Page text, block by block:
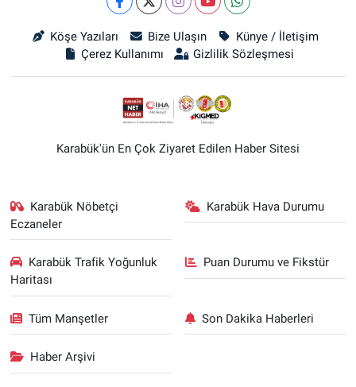
Köşe Yazıları Bize Ulaşın
Künye / İletişim
Çerez Kullanımı
Gizlilik Sözleşmesi
Karabük'ün En Çok Ziyaret Edilen Haber Sitesi
Karabük Nöbetçi
Eczaneler
Karabük Hava Durumu
Karabük Trafik Yoğunluk
Haritası
Puan Durumu ve Fikstür
Tüm Manşetler Son Dakika Haberleri
Haber Arşivi